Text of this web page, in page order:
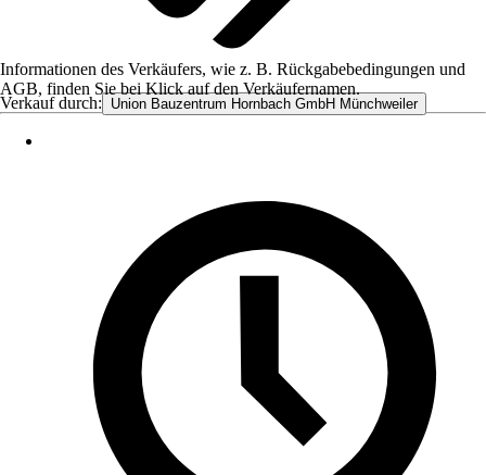
Verkauf durch: Union Bauzentrum Hornbach GmbH Münchweiler
Informationen des Verkäufers, wie z. B. Rückgabebedingungen und
AGB, finden Sie bei Klick auf den Verkäufernamen.